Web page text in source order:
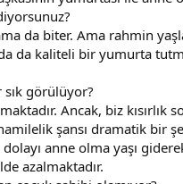
da biter. Ama rahmin
da kaliteli bir yumurta
sık görülüyor?
Ancak, biz
şansı dramatik bir
anne olma yaşı
azalmaktadır.